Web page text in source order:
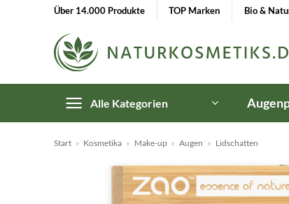
Über 14.000 Produkte TOP Marken Bio &
Alle Kategorien
Start » Kosmetika » Make-up » Augen » Lidschatten